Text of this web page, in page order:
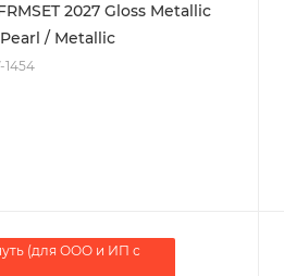
2027 Gloss Metallic
/ Metallic
1454
(для ООО и ИП с